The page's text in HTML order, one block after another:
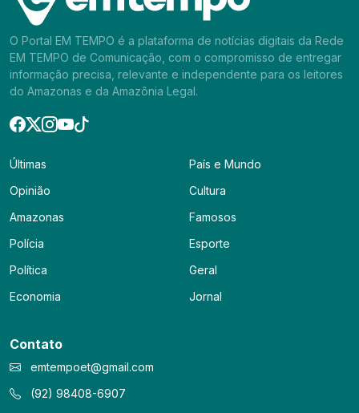
O Portal EM TEMPO é a plataforma de notícias digitais da Rede
EM TEMPO de Comunicação, com o compromisso de entregar
informação precisa, relevante e independente para os leitores
do Amazonas e da Amazônia Legal.
Últimas
Opinião
Amazonas
Polícia
Política
Economia
País e Mundo
Cultura
Famosos
Esporte
Geral
Jornal
Contato
emtempoet@gmail.com
(92) 98408-6907